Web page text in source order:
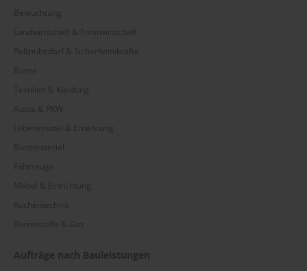
Beleuchtung
Landwirtschaft & Forstwirtschaft
Polizeibedarf & Sicherheitskräfte
Busse
Textilien & Kleidung
Autos & PKW
Lebensmittel & Ernährung
Büromaterial
Fahrzeuge
Möbel & Einrichtung
Küchentechnik
Brennstoffe & Gas
Aufträge nach Bauleistungen